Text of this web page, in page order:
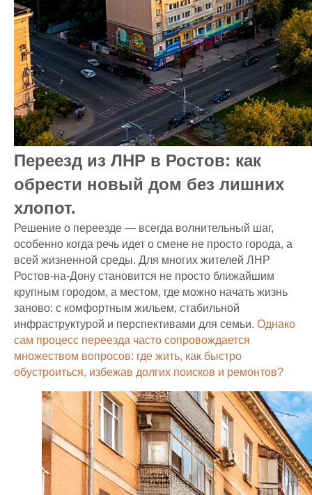
Переезд из ЛНР в Ростов: как
обрести новый дом без лишних
хлопот.
Решение о переезде — всегда волнительный шаг,
особенно когда речь идет о смене не просто города, а
всей жизненной среды. Для многих жителей ЛНР
Ростов-на-Дону становится не просто ближайшим
крупным городом, а местом, где можно начать жизнь
заново: с комфортным жильем, стабильной
инфраструктурой и перспективами для семьи. Однако
сам процесс переезда часто сопровождается
множеством вопросов: где жить, как быстро
обустроиться, избежав долгих поисков и ремонтов?